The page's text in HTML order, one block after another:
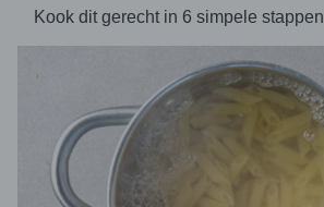
Kook dit gerecht in 6 simpele stappen